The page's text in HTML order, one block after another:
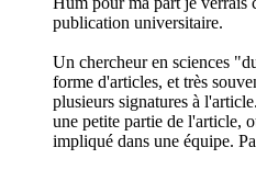
publication universitaire.
Un chercheur en sciences
forme d'articles, et très
plusieurs signatures à
une petite partie de l'article,
impliqué dans une équipe.